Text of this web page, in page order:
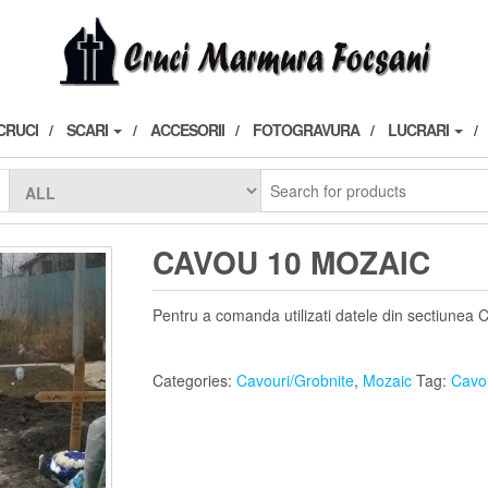
SCARI ACCESORII FOTOGRAVURA LUCRARI
CAVOU 10 MOZAIC
Pentru a comanda utilizati datele din sectiunea
Categories:Cavouri/Grobnite, Mozaic Tag: